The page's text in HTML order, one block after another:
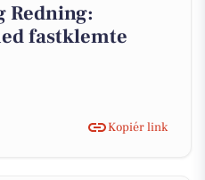
Redning:
fastklemte
Kopiér link